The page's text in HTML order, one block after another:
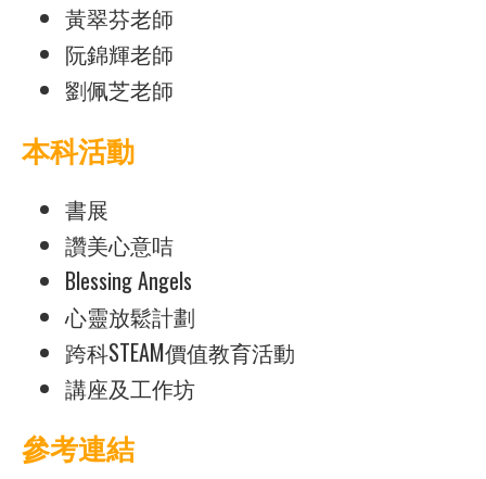
黃翠芬老師
阮錦輝老師
劉佩芝老師
本科活動
書展
讚美心意咭
Blessing Angels
心靈放鬆計劃
跨科STEAM價值教育活動
講座及工作坊
參考連結